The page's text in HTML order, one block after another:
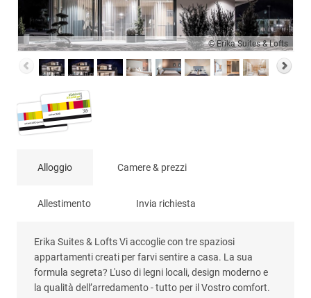
© Erika Suites & Lofts
Alloggio Camere & prezzi
Allestimento Invia richiesta
Erika Suites & Lofts Vi accoglie con tre spaziosi
appartamenti creati per farvi sentire a casa. La sua
formula segreta? L'uso di legni locali, design moderno e
la qualità dell’arredamento - tutto per il Vostro comfort.